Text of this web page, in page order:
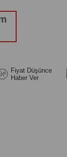
Fiyat Düşünce
Haber Ver